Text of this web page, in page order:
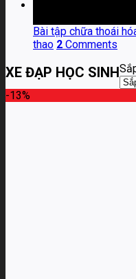
Bài tập chữa thoái
thao 2 Comments
XE ĐẠP HỌC SINH
-13%